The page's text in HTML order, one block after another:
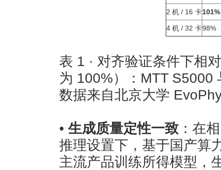
2 机 / 16 卡101%
4 机 / 32 卡98%
表 1 · 对齐验证条件下相
为 100%）：MTT S5000
数据来自北京大学
• 生成质量定性一致 ：在
推理设置下，基于国产算
主流产品训练所得模型，